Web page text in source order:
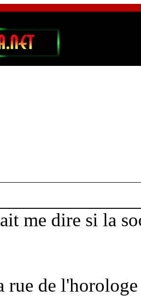
me dire si la
rue de